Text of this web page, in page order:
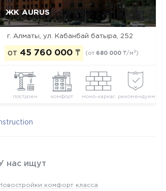
ЖК AURUS
г. Алматы, ул. Кабанбай батыра, 252
от 45 760 000 ₸ (от 680 000 ₸/м2)
построен комфорт моно-каркас рекомендуем
Да, удалить
нас ищут
комфорт класса